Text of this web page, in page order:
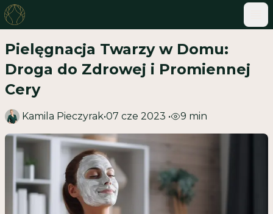
Pielęgnacja Twarzy w Domu:
Droga do Zdrowej i Promiennej
Cery
Kamila Pieczyrak•07 cze 2023 • 9 min